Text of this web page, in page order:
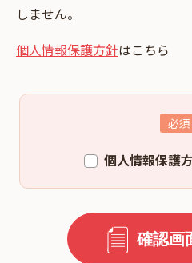
しません。
個人情報保護方針はこちら
個人情報保護
確認画